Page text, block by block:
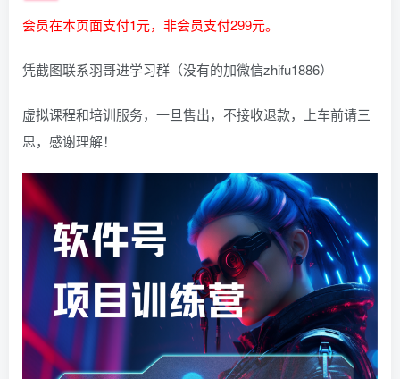
会员在本页面支付1元，非会员支付299元。
凭截图联系羽哥进学习群（没有的加微信zhifu1886）
虚拟课程和培训服务，一旦售出，不接收退款，上车前请三
思，感谢理解！